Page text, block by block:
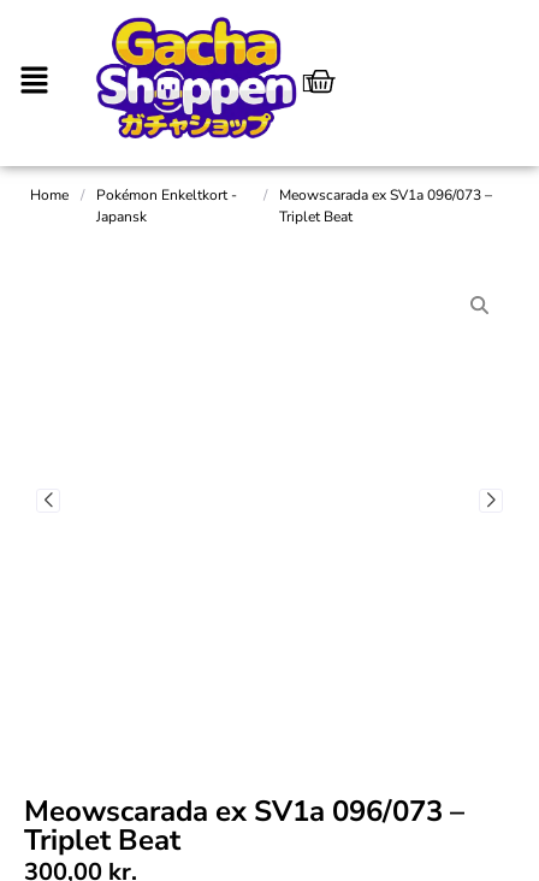
Home /
Pokémon Enkeltkort -
Japansk
/
Meowscarada ex SV1a 096/073 –
Triplet Beat
Meowscarada ex SV1a 096/073 –
Triplet Beat
300,00 kr.